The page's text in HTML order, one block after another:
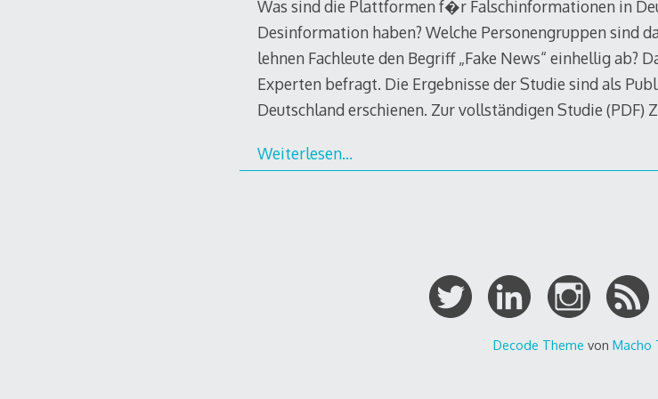
Was sind die Plattformen f�r Falschinformationen in
Desinformation haben? Welche Personengruppen sind
lehnen Fachleute den Begriff „Fake News“ einhellig ab?
Experten befragt. Die Ergebnisse der Studie sind als
Deutschland erschienen. Zur vollständigen Studie (PDF)
Weiterlesen…
Decode Theme von Macho